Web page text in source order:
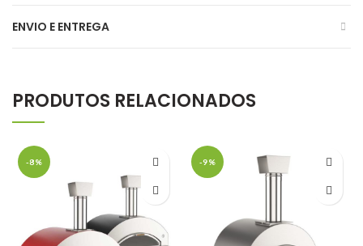
ENVIO E ENTREGA
PRODUTOS RELACIONADOS
-8% -9%